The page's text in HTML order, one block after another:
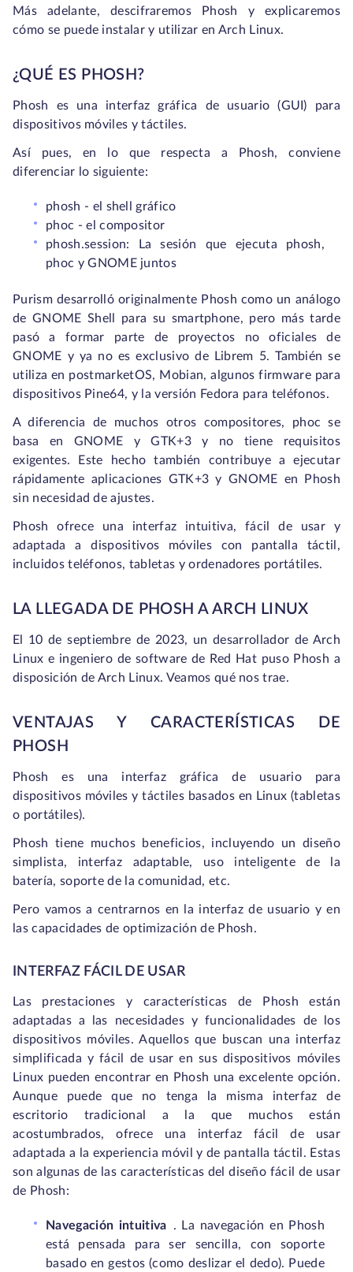
Más adelante, descifraremos Phosh y explicaremos
cómo se puede instalar y utilizar en Arch Linux.
¿QUÉ ES PHOSH?
Phosh es una interfaz gráfica de usuario (GUI) para
dispositivos móviles y táctiles.
Así pues, en lo que respecta a Phosh, conviene
diferenciar lo siguiente:
phosh - el shell gráfico
phoc - el compositor
phosh.session: La sesión que ejecuta phosh,
phoc y GNOME juntos
Purism desarrolló originalmente Phosh como un análogo
de GNOME Shell para su smartphone, pero más tarde
pasó a formar parte de proyectos no oficiales de
GNOME y ya no es exclusivo de Librem 5. También se
utiliza en postmarketOS, Mobian, algunos firmware para
dispositivos Pine64, y la versión Fedora para teléfonos.
A diferencia de muchos otros compositores, phoc se
basa en GNOME y GTK+3 y no tiene requisitos
exigentes. Este hecho también contribuye a ejecutar
rápidamente aplicaciones GTK+3 y GNOME en Phosh
sin necesidad de ajustes.
Phosh ofrece una interfaz intuitiva, fácil de usar y
adaptada a dispositivos móviles con pantalla táctil,
incluidos teléfonos, tabletas y ordenadores portátiles.
LA LLEGADA DE PHOSH A ARCH LINUX
El 10 de septiembre de 2023, un desarrollador de Arch
Linux e ingeniero de software de Red Hat puso Phosh a
disposición de Arch Linux. Veamos qué nos trae.
VENTAJAS Y CARACTERÍSTICAS DE
PHOSH
Phosh es una interfaz gráfica de usuario para
dispositivos móviles y táctiles basados en Linux (tabletas
o portátiles).
Phosh tiene muchos beneficios, incluyendo un diseño
simplista, interfaz adaptable, uso inteligente de la
batería, soporte de la comunidad, etc.
Pero vamos a centrarnos en la interfaz de usuario y en
las capacidades de optimización de Phosh.
INTERFAZ FÁCIL DE USAR
Las prestaciones y características de Phosh están
adaptadas a las necesidades y funcionalidades de los
dispositivos móviles. Aquellos que buscan una interfaz
simplificada y fácil de usar en sus dispositivos móviles
Linux pueden encontrar en Phosh una excelente opción.
Aunque puede que no tenga la misma interfaz de
escritorio tradicional a la que muchos están
acostumbrados, ofrece una interfaz fácil de usar
adaptada a la experiencia móvil y de pantalla táctil. Estas
son algunas de las características del diseño fácil de usar
de Phosh:
Navegación intuitiva .
La navegación en Phosh
está pensada para ser sencilla, con soporte
basado en gestos (como deslizar el dedo). Puede